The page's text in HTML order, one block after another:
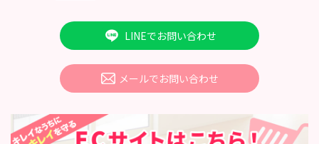
LINEでお問い合わせ
メールでお問い合わせ